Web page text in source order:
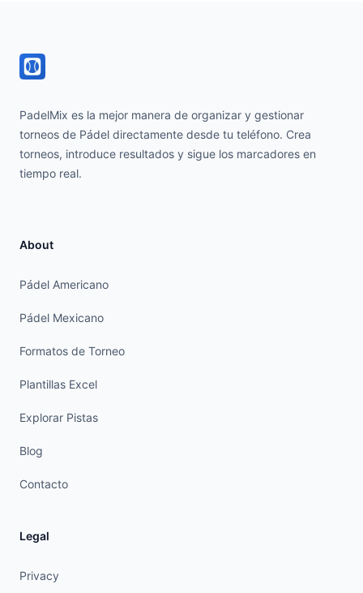
PadelMix es la mejor manera de organizar y gestionar
torneos de Pádel directamente desde tu teléfono. Crea
torneos, introduce resultados y sigue los marcadores en
tiempo real.
About
Pádel Americano
Pádel Mexicano
Formatos de Torneo
Plantillas Excel
Explorar Pistas
Blog
Contacto
Legal
Privacy